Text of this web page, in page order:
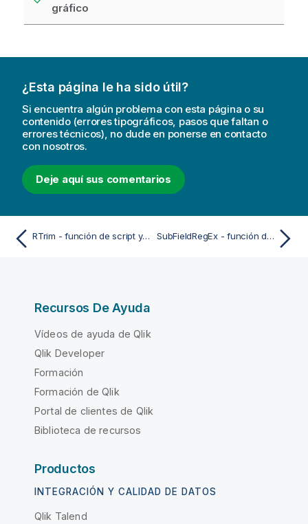
gráfico
¿Esta página le ha sido útil?
Si encuentra algún problema con esta página o su
contenido (errores tipográficos, pasos que faltan o
errores técnicos), no dude en ponerse en contacto
con nosotros.
Deje aquí sus comentarios
RTrim - función de script y de gráfico SubFieldRegEx - función de script y de gráfico
Recursos De Ayuda
Vídeos de ayuda de Qlik
Qlik Developer
Formación
Formación de Qlik
Portal de clientes de Qlik
Biblioteca de recursos
Productos
INTEGRACIÓN Y CALIDAD DE DATOS
Qlik Talend